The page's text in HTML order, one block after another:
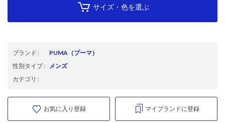
サイズ・色を選ぶ
ブランド : PUMA （プーマ）
性別タイプ: メンズ
カテゴリ :
お気に入り登録 マイブランドに登録